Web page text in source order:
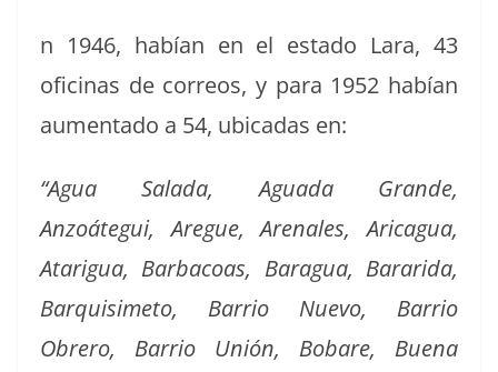
n 1946, habían en el esta­do Lara, 43
ofic­i­nas de corre­os, y para 1952 habían
aumen­ta­do a 54, ubi­cadas en:
“Agua Sal­a­da, Agua­da Grande,
Anzoátegui, Aregue, Are­nales, Aricagua,
Atarigua, Bar­ba­coas, Baragua, Barari­da,
Bar­quisime­to, Bar­rio Nue­vo, Bar­rio
Obrero, Bar­rio Unión, Bobare, Bue­na